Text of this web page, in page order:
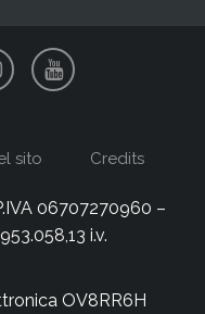
sito Credits
06707270960 –
i.v.
OV8RR6H